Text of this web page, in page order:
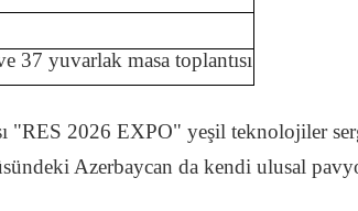
37 yuvarlak masa toplantısı
"RES 2026 EXPO" yeşil teknolojiler
Azerbaycan da kendi ulusal